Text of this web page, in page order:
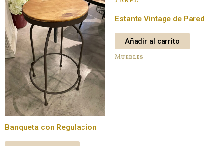
Banqueta con Regulacion
Estante Vintage de Pared
Añadir al carrito
Muebles